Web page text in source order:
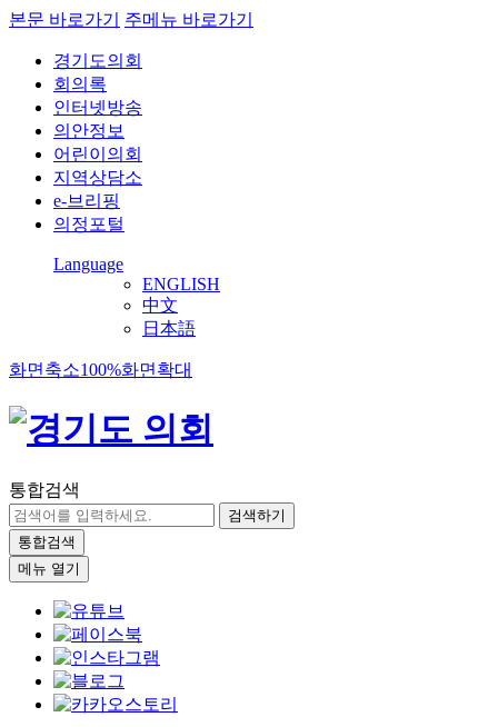
본문 바로가기 주메뉴 바로가기
경기도의회
회의록
인터넷방송
의안정보
어린이의회
지역상담소
e-브리핑
의정포털
Language
ENGLISH
中文
日本語
화면축소100%화면확대
통합검색
검색하기
통합검색
메뉴 열기